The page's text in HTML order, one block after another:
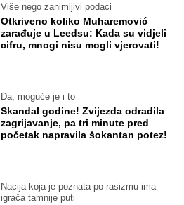
Više nego zanimljivi podaci
Otkriveno koliko Muharemović
zarađuje u Leedsu: Kada su vidjeli
cifru, mnogi nisu mogli vjerovati!
Da, moguće je i to
Skandal godine! Zvijezda odradila
zagrijavanje, pa tri minute pred
početak napravila šokantan potez!
Nacija koja je poznata po rasizmu ima
igrača tamnije puti